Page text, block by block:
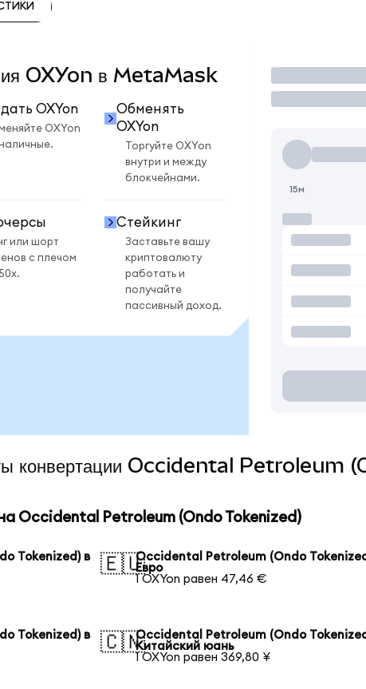
OXYon в MetaMask
OXYon
OXYon
Обменять
OXYon
Торгуйте OXYon
внутри и между
блокчейнами.
или шорт
с плечом
Стейкинг
Заставьте вашу
криптовалюту
работать и
получайте
пассивный доход.
Торговать
15м
конвертации Occidental Petroleum
Occidental Petroleum (Ondo Tokenized)
Tokenized) в
🇪🇺Occidental Petroleum (Ondo
Евро
1 OXYon равен 47,46 €
Tokenized) в
🇨🇳Occidental Petroleum (Ondo
Китайский юань
1 OXYon равен 369,80 ¥